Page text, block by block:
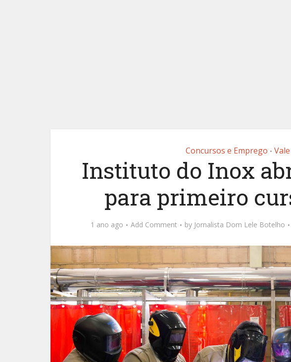
Concursos e Emprego •
Instituto do Inox
para primeiro
1 ano ago Add Comment by Jornalista Dom Lele Botelho